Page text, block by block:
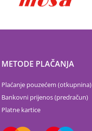
METODE PLAČANJA
Plaćanje pouzećem (otkupnina)
Bankovni prijenos (predračun)
Platne kartice